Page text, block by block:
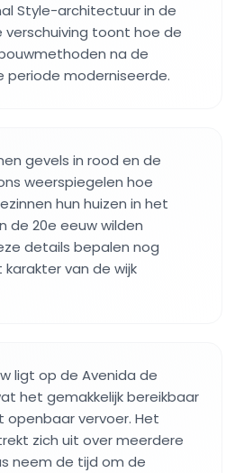
Style-architectuur in de
verschuiving toont hoe de
na de
periode moderniseerde.
gevels in rood en de
weerspiegelen hoe
hun huizen in het
de 20e eeuw wilden
details bepalen nog
van de wijk
ligt op de Avenida de
het gemakkelijk bereikbaar
vervoer. Het
zich uit over meerdere
neem de tijd om de